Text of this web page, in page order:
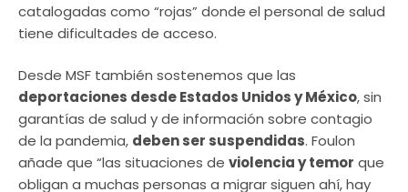
catalogadas como “rojas” dondeel personal de salud
tiene dificultades de acceso.
Desde MSF también sostenemos que las
deportaciones desde Estados Unidos y México, sin
garantías de salud y de información sobre contagio
de la pandemia, deben ser suspendidas. Foulon
añade que “las situaciones de violencia y temor que
obligan a muchas personas a migrar siguen ahí, hay